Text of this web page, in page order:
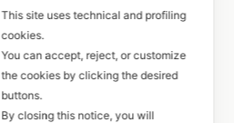
This site uses technical and profiling
cookies.
You can accept, reject, or customize
the cookies by clicking the desired
buttons.
By closing this notice, you will